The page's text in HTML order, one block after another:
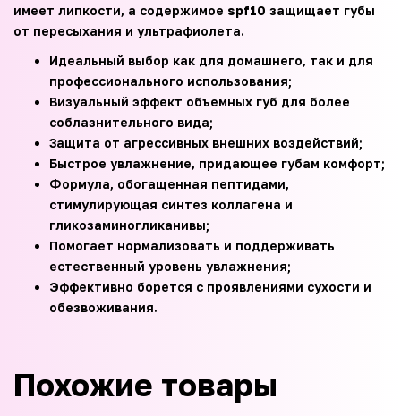
имеет липкости, а содержимое spf10 защищает губы
от пересыхания и ультрафиолета.
Идеальный выбор как для домашнего, так и для
профессионального использования;
Визуальный эффект объемных губ для более
соблазнительного вида;
Защита от агрессивных внешних воздействий;
Быстрое увлажнение, придающее губам комфорт;
Формула, обогащенная пептидами,
стимулирующая синтез коллагена и
гликозаминогликанивы;
Помогает нормализовать и поддерживать
естественный уровень увлажнения;
Эффективно борется с проявлениями сухости и
обезвоживания.
Похожие товары